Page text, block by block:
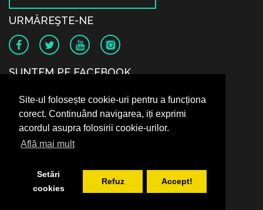
Site-ul folosește cookie-uri pentru a funcționa
corect. Continuând navigarea, iți exprimi
acordul asupra folosirii cookie-urilor.
Află mai mult
Setări
cookies
Refuz Accept!
URMĂREŞTE-NE
SUNTEM PE FACEBOOK